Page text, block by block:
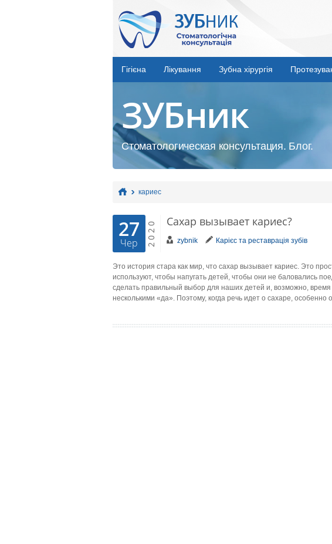
Гігієна Лікування Зубна хірургія
ЗУБник
Стоматологическая консультация. Блог.
кариес
27
Чер 2020 Сахар вызывает кариес?
zybnik Карієс та реставрація зубів
Это история стара как мир, что сахар вызывает кариес. Это
используют, чтобы напугать детей, чтобы они не баловались
сделать правильный выбор для наших детей и, возможно,
несколькими «да». Поэтому, когда речь идет о сахаре, особенно